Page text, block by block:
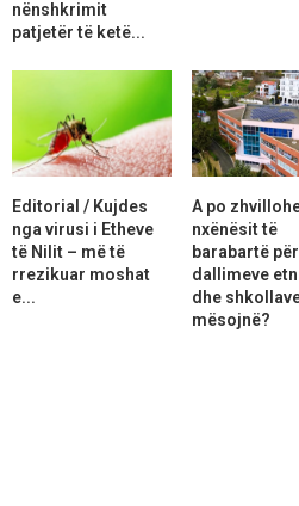
nënshkrimit
patjetër të ketë...
Editorial / Kujdes
nga virusi i Etheve
të Nilit – më të
rrezikuar moshat
e...
A po
nxënësit të
barabartë
dallimeve
dhe
mësojnë?